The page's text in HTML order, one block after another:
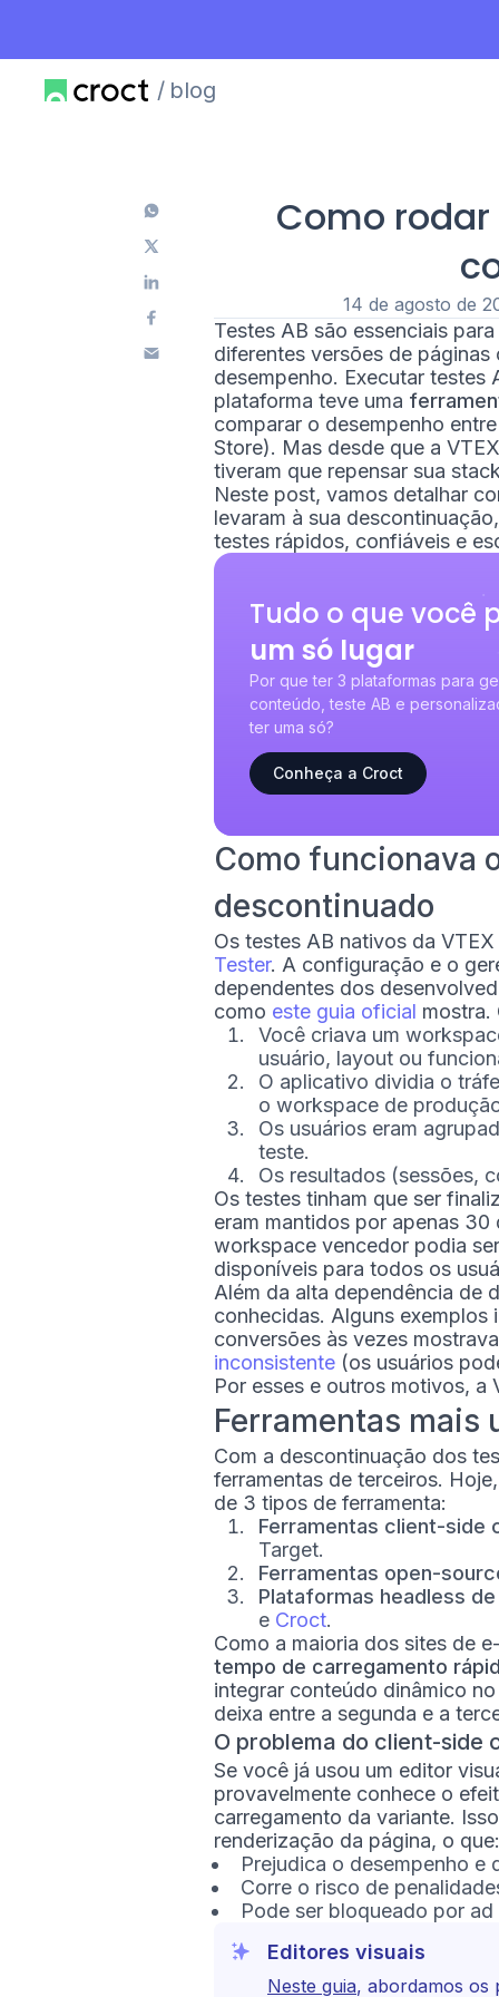
blog
Como
14 de agosto de
Testes AB são essenciais
diferentes versões de
desempenho. Executar testes
plataforma teve uma
comparar o desempenho
Store). Mas desde que a
tiveram que repensar sua
Neste post, vamos detalhar
levaram à sua
testes rápidos, confiáveis e
Tudo o que você
um só lugar
Por que ter 3 plataformas para
conteúdo, teste AB e
ter uma só?
Conheça a Croct
Como funcionava
descontinuado
Os testes AB nativos da
Tester. A configuração e o
dependentes dos
como este guia oficial mostra.
Você criava um
usuário, layout ou
O aplicativo dividia o
o workspace de
Os usuários eram
teste.
Os resultados (sessões,
Os testes tinham que ser
eram mantidos por apenas
workspace vencedor podia
disponíveis para todos os
Além da alta dependência de
conhecidas. Alguns exemplos
conversões às vezes
inconsistente (os usuários
Por esses e outros motivos,
Ferramentas mais
Com a descontinuação dos
ferramentas de terceiros.
de 3 tipos de ferramenta:
Ferramentas client-side
Target.
Ferramentas open-
Plataformas headless
e Croct.
Como a maioria dos sites de
tempo de carregamento
integrar conteúdo dinâmico
deixa entre a segunda e a
O problema do client-side
Se você já usou um editor
provavelmente conhece o
carregamento da variante.
renderização da página, o que:
Prejudica o desempenho e
Corre o risco de
Pode ser bloqueado por
Editores visuais
Neste guia, abordamos os